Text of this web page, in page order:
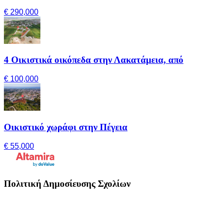
€ 290,000
4 Οικιστικά οικόπεδα στην Λακατάμεια, από
€ 100,000
Οικιστικό χωράφι στην Πέγεια
€ 55,000
Πολιτική Δημοσίευσης Σχολίων